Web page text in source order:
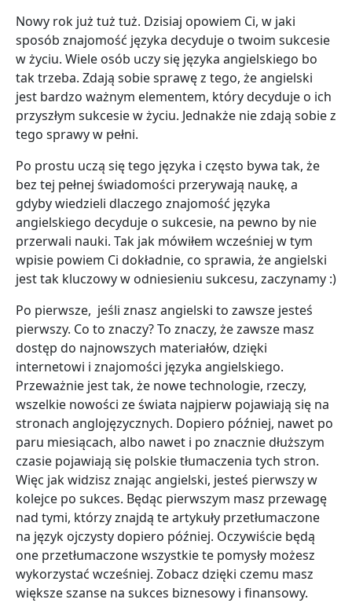
Nowy rok już tuż tuż. Dzisiaj opowiem Ci, w jaki
sposób znajomość języka decyduje o twoim sukcesie
w życiu. Wiele osób uczy się języka angielskiego bo
tak trzeba. Zdają sobie sprawę z tego, że angielski
jest bardzo ważnym elementem, który decyduje o ich
przyszłym sukcesie w życiu. Jednakże nie zdają sobie z
tego sprawy w pełni.
Po prostu uczą się tego języka i często bywa tak, że
bez tej pełnej świadomości przerywają naukę, a
gdyby wiedzieli dlaczego znajomość języka
angielskiego decyduje o sukcesie, na pewno by nie
przerwali nauki. Tak jak mówiłem wcześniej w tym
wpisie powiem Ci dokładnie, co sprawia, że angielski
jest tak kluczowy w odniesieniu sukcesu, zaczynamy :)
Po pierwsze, jeśli znasz angielski to zawsze jesteś
pierwszy. Co to znaczy? To znaczy, że zawsze masz
dostęp do najnowszych materiałów, dzięki
internetowi i znajomości języka angielskiego.
Przeważnie jest tak, że nowe technologie, rzeczy,
wszelkie nowości ze świata najpierw pojawiają się na
stronach anglojęzycznych. Dopiero później, nawet po
paru miesiącach, albo nawet i po znacznie dłuższym
czasie pojawiają się polskie tłumaczenia tych stron.
Więc jak widzisz znając angielski, jesteś pierwszy w
kolejce po sukces. Będąc pierwszym masz przewagę
nad tymi, którzy znajdą te artykuły przetłumaczone
na język ojczysty dopiero później. Oczywiście będą
one przetłumaczone wszystkie te pomysły możesz
wykorzystać wcześniej. Zobacz dzięki czemu masz
większe szanse na sukces biznesowy i finansowy.